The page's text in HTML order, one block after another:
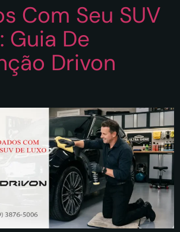
Com Seu SUV
Guia De
Drivon